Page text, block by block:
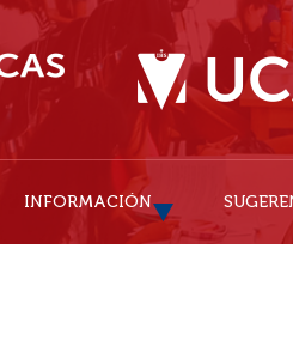
INFORMACIÓN